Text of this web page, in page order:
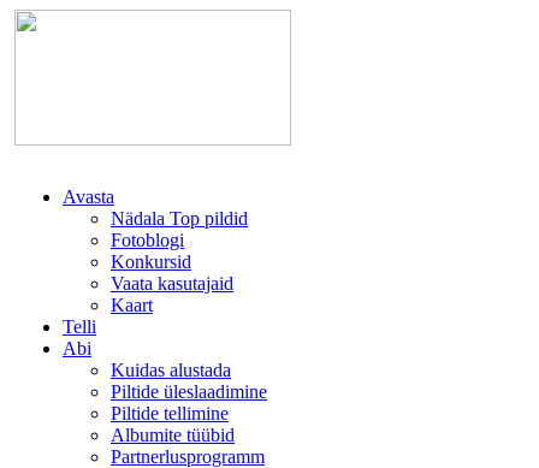
Avasta
Nädala Top pildid
Fotoblogi
Konkursid
Vaata kasutajaid
Kaart
Telli
Abi
Kuidas alustada
Piltide üleslaadimine
Piltide tellimine
Albumite tüübid
Partnerlusprogramm